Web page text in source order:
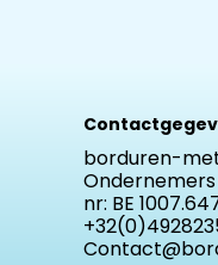
borduren-
Ondernemers
nr: BE